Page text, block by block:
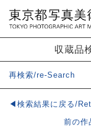
収蔵品
再検索/re-Search
◀検索結果に戻る/
前の